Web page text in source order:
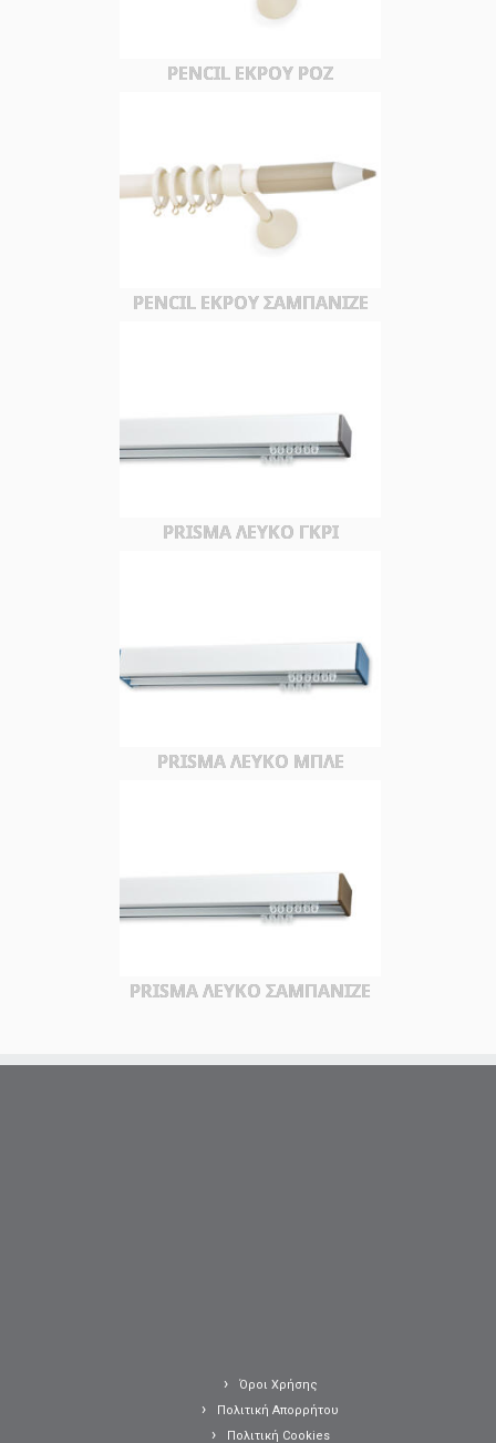
PENCIL ΕΚΡΟΥ ΡΟΖ
PENCIL ΕΚΡΟΥ ΣΑΜΠΑΝΙΖΕ
PRISMA ΛΕΥΚΟ ΓΚΡΙ
PRISMA ΛΕΥΚΟ ΜΠΛΕ
PRISMA ΛΕΥΚΟ ΣΑΜΠΑΝΙΖΕ
Όροι Χρήσης
Πολιτική Απορρήτου
Πολιτική Cookies